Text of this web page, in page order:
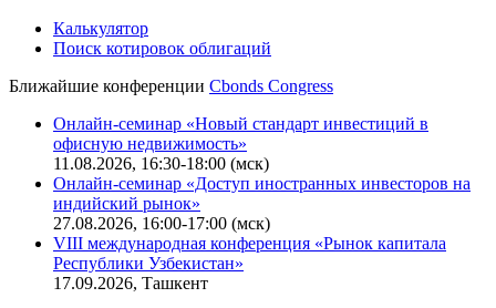
IT-аккредитация
Поиск котировок облигаций
Ближайшие конференцииCbonds Congress
Онлайн-семинар «Новый стандарт инвестиций в
офисную недвижимость»
11.08.2026, 16:30-18:00 (мск)
Онлайн-семинар «Доступ иностранных инвесторов на
индийский рынок»